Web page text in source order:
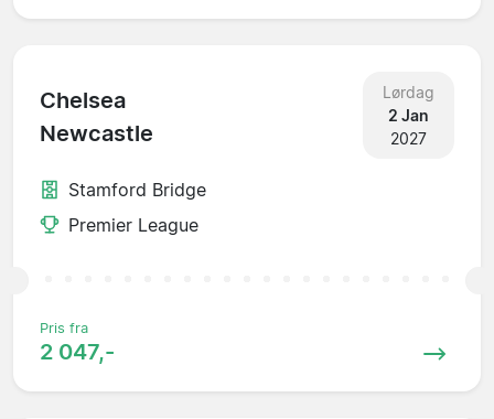
Chelsea
Newcastle
Lørdag
2 Jan
2027
Stamford Bridge
Premier League
Pris fra
2 047,-